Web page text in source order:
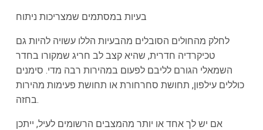
בעיות במסתמים שמצריכות ניתוח
לחלק מהחולים הסובלים מהבעיות הללו עשויה להיות גם
טכיקרדיה חדרית, שהיא קצב לב חריג שמקורו בחדר
השמאלי הגורם לליבם לפעום במהירות רבה מדי. סימנים
כוללים עילפון, תחושת סחרחורת או תחושת פעימות מהירות
בחזה.
אם יש לך אחד או יותר מהמצבים הרשומים לעיל, ייתכן